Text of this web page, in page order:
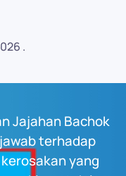
.
Jajahan Bachok
terhadap
yang